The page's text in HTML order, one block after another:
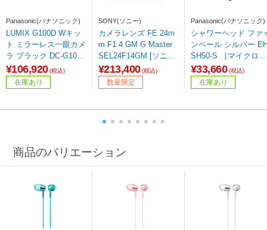
Panasonic(パナソニック)
LUMIX G100D Wキッ
ト ミラーレス一眼カメ
ラ ブラック DC-G100
DW-K ［ズームレンズ
+ズームレンズ］
¥106,920 (税込)
在庫あり
SONY(ソニー)
カメラレンズ FE 24m
m F1.4 GM G Master
SEL24F14GM [ソニー
E /単焦点レンズ]
¥213,400 (税込)
数量限定
Panasonic(パナソニック)
シャワーヘッド ファ
ンベール シルバー
SH50-S ［マイクロバ
ブル機能］
¥33,660 (税込)
在庫あり
商品のバリエーション